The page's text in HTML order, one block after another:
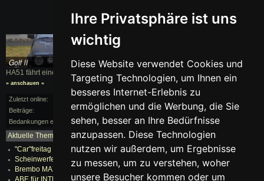
Ihre Privatsphäre ist uns
wichtig
Diese Website verwendet Cookies und
Targeting Technologien, um Ihnen ein
besseres Internet-Erlebnis zu
ermöglichen und die Werbung, die Sie
sehen, besser an Ihre Bedürfnisse
anzupassen. Diese Technologien
nutzen wir außerdem, um Ergebnisse
zu messen, um zu verstehen, woher
unsere Besucher kommen oder um
HA51 fährt einen Golf II , BJ. 1990
» anschauen «
Zuletzt online:
Beiträge:
Bedankungen erhalten:
Aktuelle Themen:
"Car"freitag am Ring 06.04.12
Scheinwerferleiste steht auf einer Seite ab
Brembo MAX Scheiben & Ferodo Beläge auf Golf II